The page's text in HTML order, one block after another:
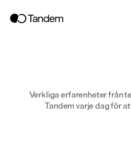
Verkliga erfarenheter från
Tandem varje dag för